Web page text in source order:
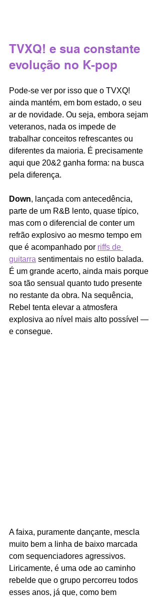
TVXQ! e sua constante
evolução no K-pop
Pode-se ver por isso que o TVXQ!
ainda mantém, em bom estado, o seu
ar de novidade. Ou seja, embora sejam
veteranos, nada os impede de
trabalhar conceitos refrescantes ou
diferentes da maioria. É precisamente
aqui que 20&2 ganha forma: na busca
pela diferença.
Down, lançada com antecedência,
parte de um R&B lento, quase típico,
mas com o diferencial de conter um
refrão explosivo ao mesmo tempo em
que é acompanhado por riffs de
guitarra sentimentais no estilo balada.
É um grande acerto, ainda mais porque
soa tão sensual quanto tudo presente
no restante da obra. Na sequência,
Rebel tenta elevar a atmosfera
explosiva ao nível mais alto possível —
e consegue.
A faixa, puramente dançante, mescla
muito bem a linha de baixo marcada
com sequenciadores agressivos.
Liricamente, é uma ode ao caminho
rebelde que o grupo percorreu todos
esses anos, já que, como bem